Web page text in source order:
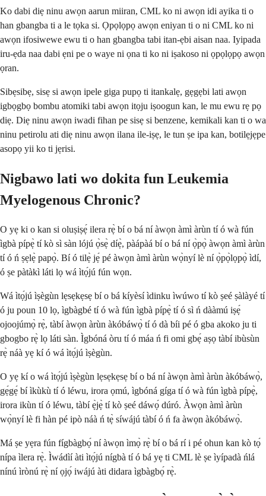
Ko dabi diẹ ninu awọn aarun miiran, CML ko ni awọn idi ayika ti o
han gbangba ti a le tọka si. Ọpọlọpọ awọn eniyan ti o ni CML ko ni
awọn ifosiwewe ewu ti o han gbangba tabi itan-ẹbi aisan naa. Iyipada
iru-ẹda naa dabi ẹni pe o waye ni ọna ti ko ni iṣakoso ni ọpọlọpọ awọn
ọran.
Sibẹsibẹ, sisẹ si awọn ipele giga pupọ ti itankalẹ, gẹgẹbi lati awọn
igbọgbọ bombu atomiki tabi awọn itọju iṣoogun kan, le mu ewu rẹ pọ
diẹ. Diẹ ninu awọn iwadi fihan pe sisẹ si benzene, kemikali kan ti o wa
ninu petirolu ati diẹ ninu awọn ilana ile-iṣẹ, le tun ṣe ipa kan, botilẹjẹpe
asopọ yii ko ti jẹrisi.
Nigbawo lati wo dokita fun Leukemia
Myelogenous Chronic?
O yẹ ki o kan si oluṣiṣẹ́ ilera rẹ̀ bí o bá ní àwọn àmì àrùn tí ó wà fún
ìgbà pípẹ̀ tí kò sì sàn lójú ọ̀sẹ̀ díẹ̀, pàápàá bí o bá ní ọ̀pọ̀ àwọn àmì àrùn
tí ó ń ṣẹlẹ̀ papọ̀. Bí ó tilẹ̀ jẹ́ pé àwọn àmì àrùn wọ̀nyí lè ní ọ̀pọ̀lọpọ̀ ìdí,
ó ṣe pàtàkì láti lọ wá ìtọ́jú fún wọn.
Wá ìtọ́jú ìṣègùn lẹsẹkẹsẹ bí o bá kíyèsí ìdinku ìwúwo tí kò ṣeé ṣàlàyé tí
ó ju poun 10 lọ, ìgbàgbé tí ó wà fún ìgbà pípẹ̀ tí ó sì ń dààmú iṣẹ́
ojoojúmọ̀ rẹ̀, tàbí àwọn àrùn àkóbáwọ̀ tí ó dà bíi pé ó gba akoko ju ti
gbogbo rẹ̀ lọ láti sàn. Ìgbóná òru tí ó máa ń fi omi gbẹ́ aṣọ tàbí ibùsùn
rẹ̀ náà yẹ kí ó wá ìtọ́jú ìṣègùn.
O yẹ kí o wá ìtọ́jú ìṣègùn lẹsẹkẹsẹ bí o bá ní àwọn àmì àrùn àkóbáwọ̀,
gẹ́gẹ́ bí ìkùkù tí ó léwu, irora ọmú, ìgbóná gíga tí ó wà fún ìgbà pípẹ̀,
irora ikùn tí ó léwu, tàbí ẹ̀jẹ̀ tí kò ṣeé dáwọ́ dúró. Àwọn àmì àrùn
wọ̀nyí lè fi hàn pé ipò náà ń tẹ̀ síwájú tàbí ó ń fa àwọn àkóbáwọ̀.
Má ṣe yẹra fún fígbàgbọ́ ní àwọn ìmọ̀ rẹ̀ bí o bá rí i pé ohun kan kò tọ́
nípa ìlera rẹ̀. Ìwádìí àti ìtọ́jú nígbà tí ó bá yẹ ti CML lè ṣe ìyípadà ńlá
nínú ìrònú rẹ̀ ní ọjọ́ iwájú àti didara ìgbàgbọ́ rẹ̀.